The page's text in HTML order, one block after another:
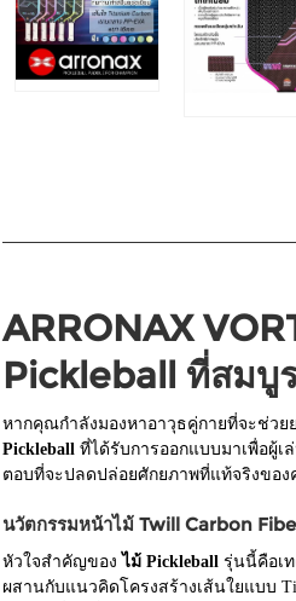
ARRONAX
Pickleball ที่สม
หากคุณกำลังมองหาอาวุธคู่กายที่จะช่วย
Pickleballที่ได้รับการออกแบบมาเพื่อผู้
ตอบที่จะปลดปล่อยศักยภาพที่แท้จริงขอ
นวัตกรรมหน้าไม้ Twill Carbon
หัวใจสำคัญของ ไม้ Pickleball รุ่นนี้คือเ
ผสานกับแนวคิดโครงสร้างเส้นใยแบบ